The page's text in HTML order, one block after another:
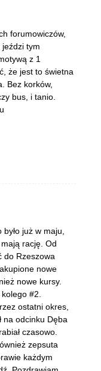
forumowiczów,
tym
z 1
że jest to świetna
Bez korków,
bus, i tanio.
już w maju,
rację. Od
do Rzeszowa
nowe
nowe kursy.
#2.
ostatni okres,
na odcinku Dęba
czasowo.
zepsuta
każdym